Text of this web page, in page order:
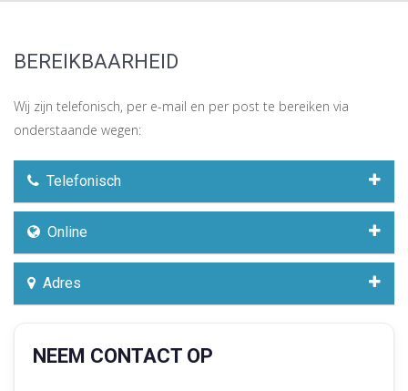
BEREIKBAARHEID
Wij zijn telefonisch, per e-mail en per post te bereiken via
onderstaande wegen:
Telefonisch
Online
Adres
NEEM CONTACT OP